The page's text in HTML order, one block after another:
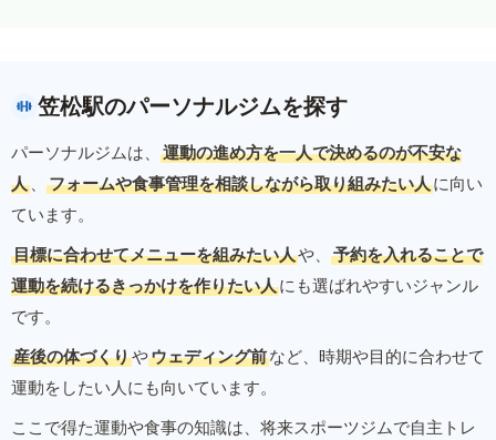
笠松駅のパーソナルジムを探す
パーソナルジムは、
運動の進め方を一人で決めるのが不安な
人 、 フォームや食事管理を相談しながら取り組みたい人に向い
ています。
目標に合わせてメニューを組みたい人や、
予約を入れることで
運動を続けるきっかけを作りたい人にも選ばれやすいジャンル
です。
産後の体づくりやウェディング前など、時期や目的に合わせて
運動をしたい人にも向いています。
ここで得た運動や食事の知識は、将来スポーツジムで自主トレ